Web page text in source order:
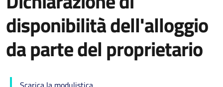
disponibilità dell'alloggio
da parte del proprietario